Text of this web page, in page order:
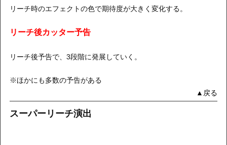
リーチ時のエフェクトの色で期待度が大きく変化する。
リーチ後カッター予告
リーチ後予告で、3段階に発展していく。
※ほかにも多数の予告がある
▲戻る
スーパーリーチ演出